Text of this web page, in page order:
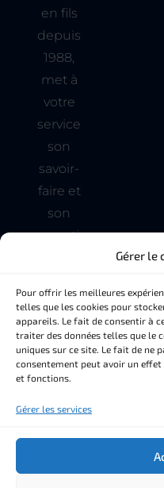
Gérer le
Pour offrir les meilleures
telles que les cookies pour
appareils. Le fait de consentir à
traiter des données telles que le
uniques sur ce site. Le fait de ne
consentement peut avoir un
et fonctions.
Gérer les services
en fils
depuis
1988,
met à
votre
service
son
savoir-
faire et
son
expertise
vos
besoins
en
matière
couverture
et de